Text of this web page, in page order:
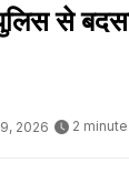
से
2026
2